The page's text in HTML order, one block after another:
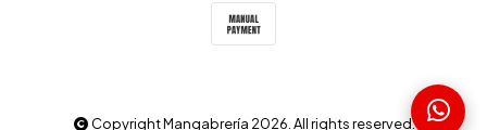
Copyright Mangabrería 2026. All rights reserved.